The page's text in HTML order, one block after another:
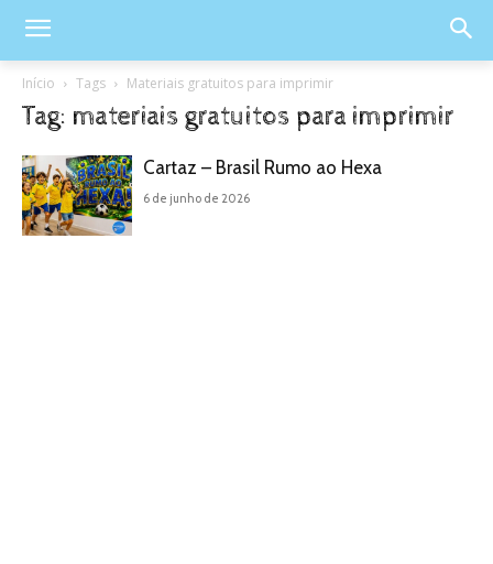
Início Tags Materiais gratuitos para imprimir
Tag: materiais gratuitos para imprimir
Cartaz – Brasil Rumo ao Hexa
6 de junho de 2026